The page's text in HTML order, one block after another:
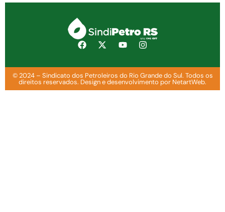
© 2024 – Sindicato dos Petroleiros do Rio Grande do Sul. Todos os
direitos reservados. Design e desenvolvimento por NetartWeb.